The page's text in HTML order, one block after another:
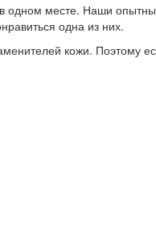
одном месте. Наши
одна из них.
кожи. Поэтому